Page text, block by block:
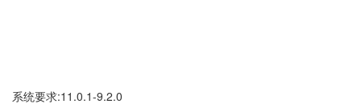
系统要求:11.0.1-9.2.0